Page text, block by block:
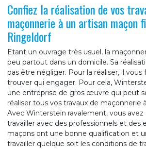
Confiez la réalisation de vos
maçonnerie à un artisan maçon
Ringeldorf
Etant un ouvrage très usuel, la
peu partout dans un domicile. Sa
pas être négliger. Pour la réaliser, il vous
trouver qui engager. Pour cela,
une entreprise de gros œuvre qui peut
réaliser tous vos travaux de maçonnerie
Avec Winterstein ravalement, vous avez
travailler avec des professionnels et des
maçons ont une bonne qualification et
travailler quelque soit les conditions de